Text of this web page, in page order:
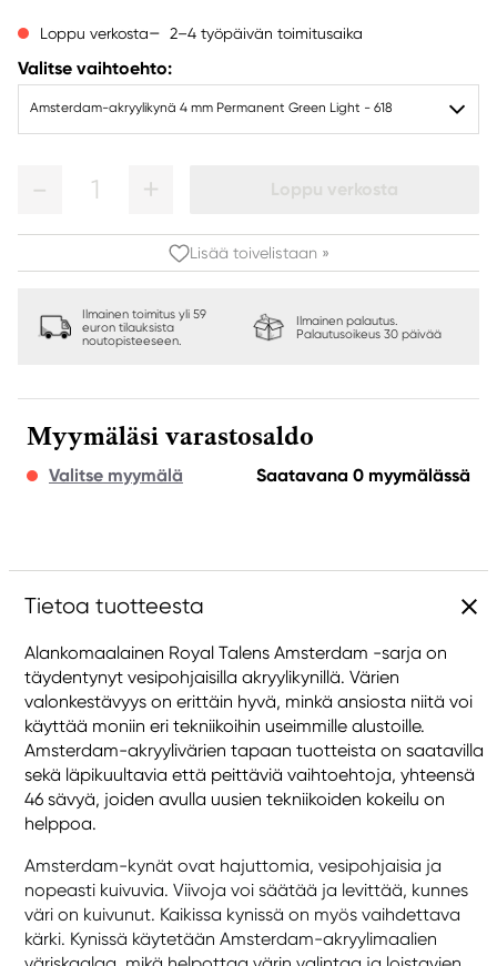
Loppu verkosta 2–4 työpäivän toimitusaika
Valitse vaihtoehto:
Amsterdam-akryylikynä 4 mm Permanent Green Light - 618
1 Loppu verkosta
Lisää toivelistaan »
Ilmainen toimitus yli 59
euron tilauksista
noutopisteeseen.
Ilmainen palautus.
Palautusoikeus 30 päivää
Myymäläsi varastosaldo
Valitse myymälä Saatavana 0 myymälässä
Tietoa tuotteesta
Alankomaalainen Royal Talens Amsterdam -sarja on
täydentynyt vesipohjaisilla akryylikynillä. Värien
valonkestävyys on erittäin hyvä, minkä ansiosta niitä voi
käyttää moniin eri tekniikoihin useimmille alustoille.
Amsterdam-akryylivärien tapaan tuotteista on saatavilla
sekä läpikuultavia että peittäviä vaihtoehtoja, yhteensä
46 sävyä, joiden avulla uusien tekniikoiden kokeilu on
helppoa.
Amsterdam-kynät ovat hajuttomia, vesipohjaisia ja
nopeasti kuivuvia. Viivoja voi säätää ja levittää, kunnes
väri on kuivunut. Kaikissa kynissä on myös vaihdettava
kärki. Kynissä käytetään Amsterdam-akryylimaalien